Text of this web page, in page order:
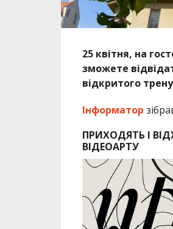
25 квітня, на
зможете
відкритого
Інформатор
ПРИХОДЯТЬ І
ВІДЕОАРТУ